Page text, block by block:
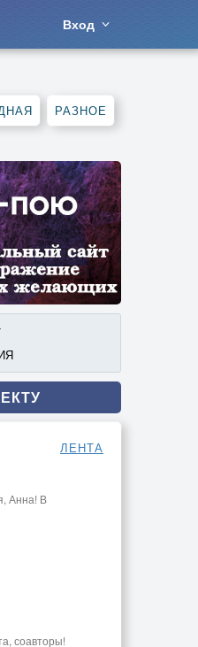
Вход
РАЗНОЕ
ЛЕНТА
Анна! В
соавторы!